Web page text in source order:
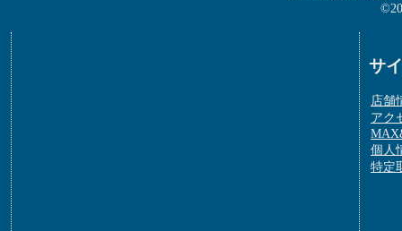
サ
店舗
アク
個人
特定